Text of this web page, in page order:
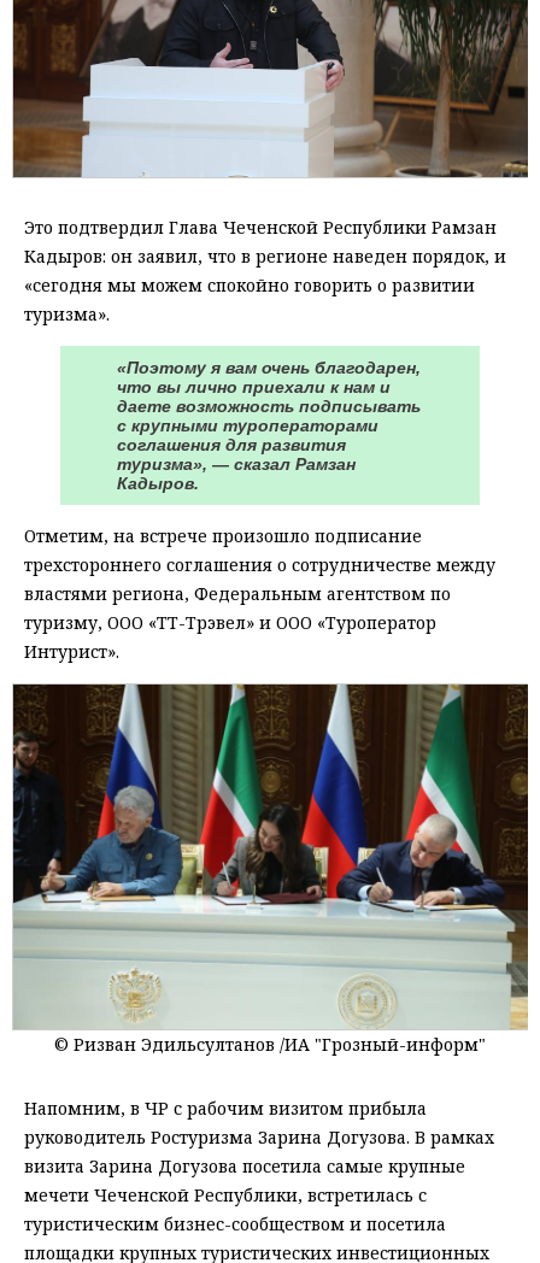
Это подтвердил Глава Чеченской Республики Рамзан
Кадыров: он заявил, что в регионе наведен порядок, и
«сегодня мы можем спокойно говорить о развитии
туризма».
«Поэтому я вам очень благодарен,
что вы лично приехали к нам и
даете возможность подписывать
с крупными туроператорами
соглашения для развития
туризма», — сказал Рамзан
Кадыров.
Отметим, на встрече произошло подписание
трехстороннего соглашения о сотрудничестве между
властями региона, Федеральным агентством по
туризму, ООО «ТТ-Трэвел» и ООО «Туроператор
Интурист».
© Ризван Эдильсултанов /ИА "Грозный-информ"
Напомним, в ЧР с рабочим визитом прибыла
руководитель Ростуризма Зарина Догузова. В рамках
визита Зарина Догузова посетила самые крупные
мечети Чеченской Республики, встретилась с
туристическим бизнес-сообществом и посетила
площадки крупных туристических инвестиционных